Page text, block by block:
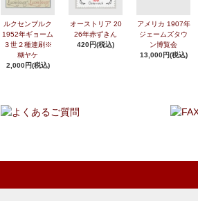
ルクセンブルク
1952年ギョーム
３世２種連刷※
糊ヤケ
2,000円(税込)
オーストリア 20
26年赤ずきん
420円(税込)
アメリカ 1907年
ジェームズタウ
ン博覧会
13,000円(税込)